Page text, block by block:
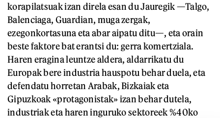
korapilatsuak izan direla esan du Jauregik —Talgo,
Balenciaga, Guardian, muga zergak,
ezegonkortasuna eta abar aipatu ditu—, eta orain
beste faktore bat erantsi du: gerra komertziala.
Haren eragina leuntze aldera, aldarrikatu du
Europak bere industria hauspotu behar duela, eta
defendatu horretan Arabak, Bizkaiak eta
Gipuzkoak «protagonistak» izan behar dutela,
industriak eta haren inguruko sektoreek %40ko